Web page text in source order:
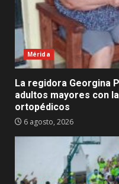
Mérida
La regidora Georgina
adultos mayores con
ortopédicos
6 agosto, 2026